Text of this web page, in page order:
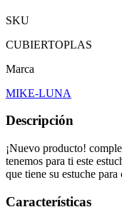
SKU
CUBIERTOPLAS
Marca
MIKE-LUNA
Descripción
¡Nuevo producto!
tenemos para ti este
que tiene su estuche
Características